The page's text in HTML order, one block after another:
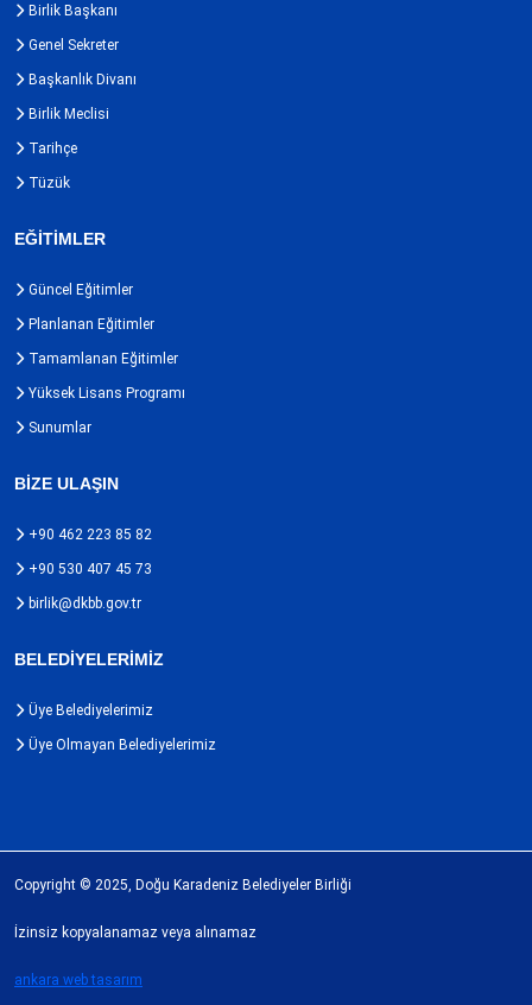
Birlik Başkanı
Genel Sekreter
Başkanlık Divanı
Birlik Meclisi
Tarihçe
Tüzük
EĞİTİMLER
Güncel Eğitimler
Planlanan Eğitimler
Tamamlanan Eğitimler
Yüksek Lisans Programı
Sunumlar
BİZE ULAŞIN
+90 462 223 85 82
+90 530 407 45 73
birlik@dkbb.gov.tr
BELEDİYELERİMİZ
Üye Belediyelerimiz
Üye Olmayan Belediyelerimiz
Copyright © 2025, Doğu Karadeniz Belediyeler Birliği
İzinsiz kopyalanamaz veya alınamaz
ankara web tasarım